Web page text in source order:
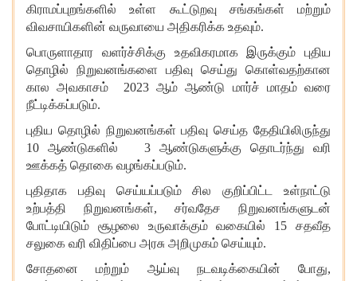
கிராமப்புறங்களில் உள்ள கூட்டுறவு சங்கங்கள் மற்றும்
விவசாயிகளின் வருவாயை அதிகரிக்க உதவும்.
பொருளாதார வளர்ச்சிக்கு உதவிகரமாக இருக்கும் புதிய
தொழில் நிறுவனங்களை பதிவு செய்து கொள்வதற்கான
கால அவகாசம் 2023 ஆம் ஆண்டு மார்ச் மாதம் வரை
நீட்டிக்கப்படும்.
புதிய தொழில் நிறுவனங்கள் பதிவு செய்த தேதியிலிருந்து
10 ஆண்டுகளில் 3 ஆண்டுகளுக்கு தொடர்ந்து வரி
ஊக்கத் தொகை வழங்கப்படும்.
புதிதாக பதிவு செய்யப்படும் சில குறிப்பிட்ட உள்நாட்டு
உற்பத்தி நிறுவனங்கள், சர்வதேச நிறுவனங்களுடன்
போட்டியிடும் சூழலை உருவாக்கும் வகையில் 15 சதவீத
சலுகை வரி விதிப்பை அரசு அறிமுகம் செய்யும்.
சோதனை மற்றும் ஆய்வு நடவடிக்கையின் போது,